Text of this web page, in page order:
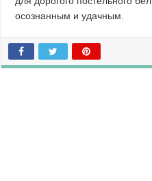
осознанным и удачным.